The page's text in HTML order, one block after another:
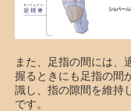
また、足指の間には、
握るときにも足指の間
識し、指の隙間を維持
です。